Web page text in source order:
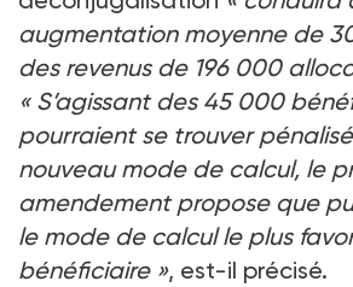
augmentation moyenne de
des revenus de 196 000
« S’agissant des 45 000
pourraient se trouver
nouveau mode de calcul, le
amendement propose que
le mode de calcul le plus
bénéficiaire », est-il précisé.